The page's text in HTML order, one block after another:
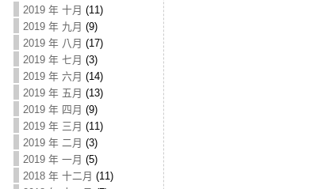
2019 年 十月 (11)
2019 年 九月 (9)
2019 年 八月 (17)
2019 年 七月 (3)
2019 年 六月 (14)
2019 年 五月 (13)
2019 年 四月 (9)
2019 年 三月 (11)
2019 年 二月 (3)
2019 年 一月 (5)
2018 年 十二月 (11)